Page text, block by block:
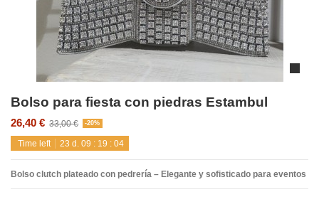
Bolso para fiesta con piedras Estambul
26,40 € 33,00 € -20%
Time left 23 d. 09 : 19 :04
Bolso clutch plateado con pedrería – Elegante y sofisticado para eventos